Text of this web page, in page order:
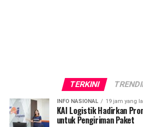
TERKINI
INFO NASIONAL 19 jam yang
KAI Logistik Hadirkan
untuk Pengiriman Paket